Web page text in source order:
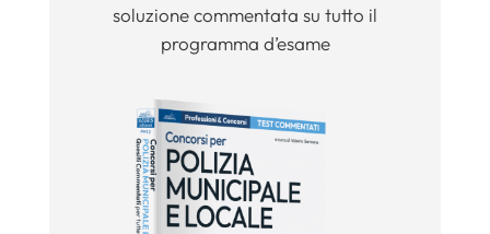
soluzione commentata su tutto il
programma d’esame